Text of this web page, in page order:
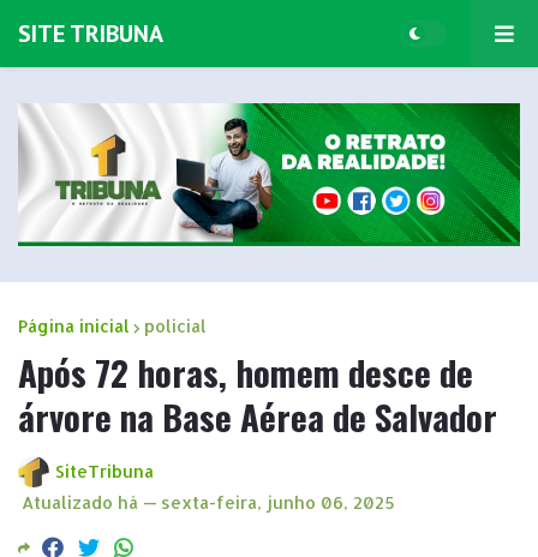
SITE TRIBUNA
Página inicial policial
Após 72 horas, homem desce de
árvore na Base Aérea de Salvador
SiteTribuna
Atualizado há — sexta-feira, junho 06, 2025